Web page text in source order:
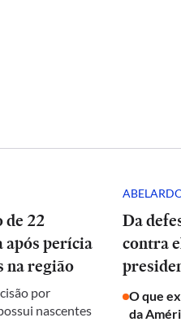
de 22
após perícia
na região
por
nascentes
Da
contra
O que
da